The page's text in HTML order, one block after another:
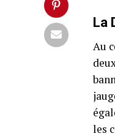
La
Au
les